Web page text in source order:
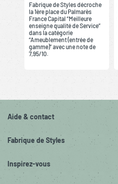
Fabrique de Styles décroche
la 1ère place du Palmarès
France Capital “Meilleure
enseigne qualité de Service”
dans la catégorie
“Ameublement (entrée de
gamme)” avec une note de
7,95/10.
Aide & contact
Fabrique de Styles
Inspirez-vous